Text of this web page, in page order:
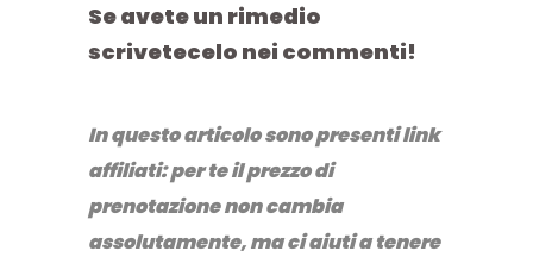
Se avete un rimedio
scrivetecelo nei commenti!
In questo articolo sono presenti link
affiliati: per te il prezzo di
prenotazione non cambia
assolutamente, ma ci aiuti a tenere